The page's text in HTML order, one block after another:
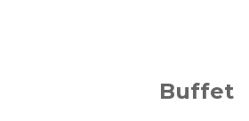
Buffet